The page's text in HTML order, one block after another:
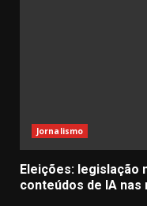
Jornalismo
Eleições: legislação
conteúdos de IA